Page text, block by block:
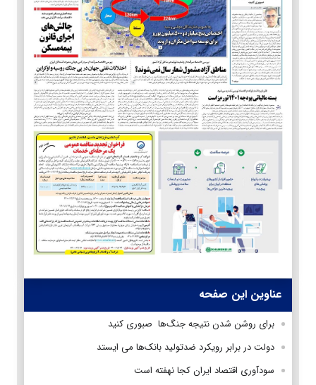
عناوین این صفحه
برای روشن شدن نتیجه جنگ‌ها صبوری کنید
دولت در برابر رویکرد ضدتولید بانک‌ها می ایستد
سودآوری اقتصاد ایران کجا نهفته است